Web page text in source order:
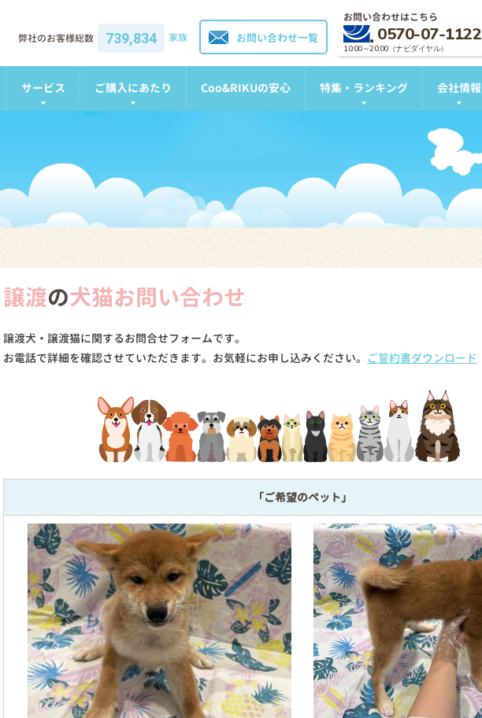
お問い合わせはこちら
0570-07-1122
10:00～20:00（ナビダイヤル）
お問い合わせ一覧
弊社のお客様総数 739,834 家族
サービス ご購入にあたり Coo&RIKUの安心 特集・ランキング 会社情報
譲渡の犬猫お問い合わせ
譲渡犬・譲渡猫に関するお問合せフォームです。
お電話で詳細を確認させていただきます。お気軽にお申し込みください。 ご誓約書ダウンロード
「ご希望のペット」